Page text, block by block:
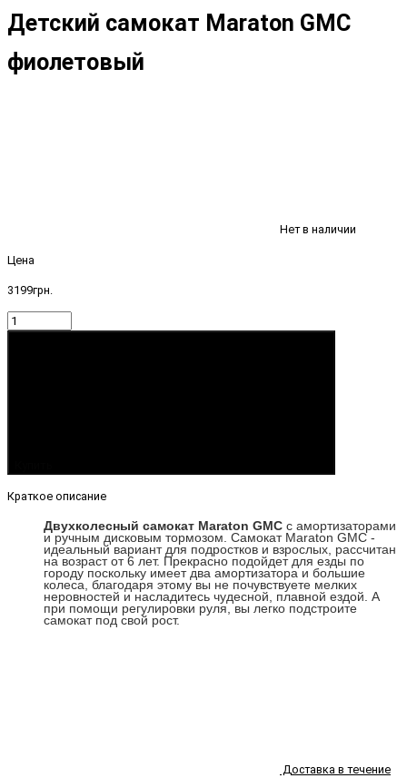
Детский самокат Maraton GMC
фиолетовый
Нет в наличии
Цена
3199грн.
Краткое описание
Двухколесный самокат Maraton GMC с амортизаторами
и ручным дисковым тормозом. Самокат Maraton GMC -
идеальный вариант для подростков и взрослых, рассчитан
на возраст от 6 лет. Прекрасно подойдет для езды по
городу поскольку имеет два амортизатора и большие
колеса, благодаря этому вы не почувствуете мелких
неровностей и насладитесь чудесной, плавной ездой. А
при помощи регулировки руля, вы легко подстроите
самокат под свой рост.
Доставка в течение